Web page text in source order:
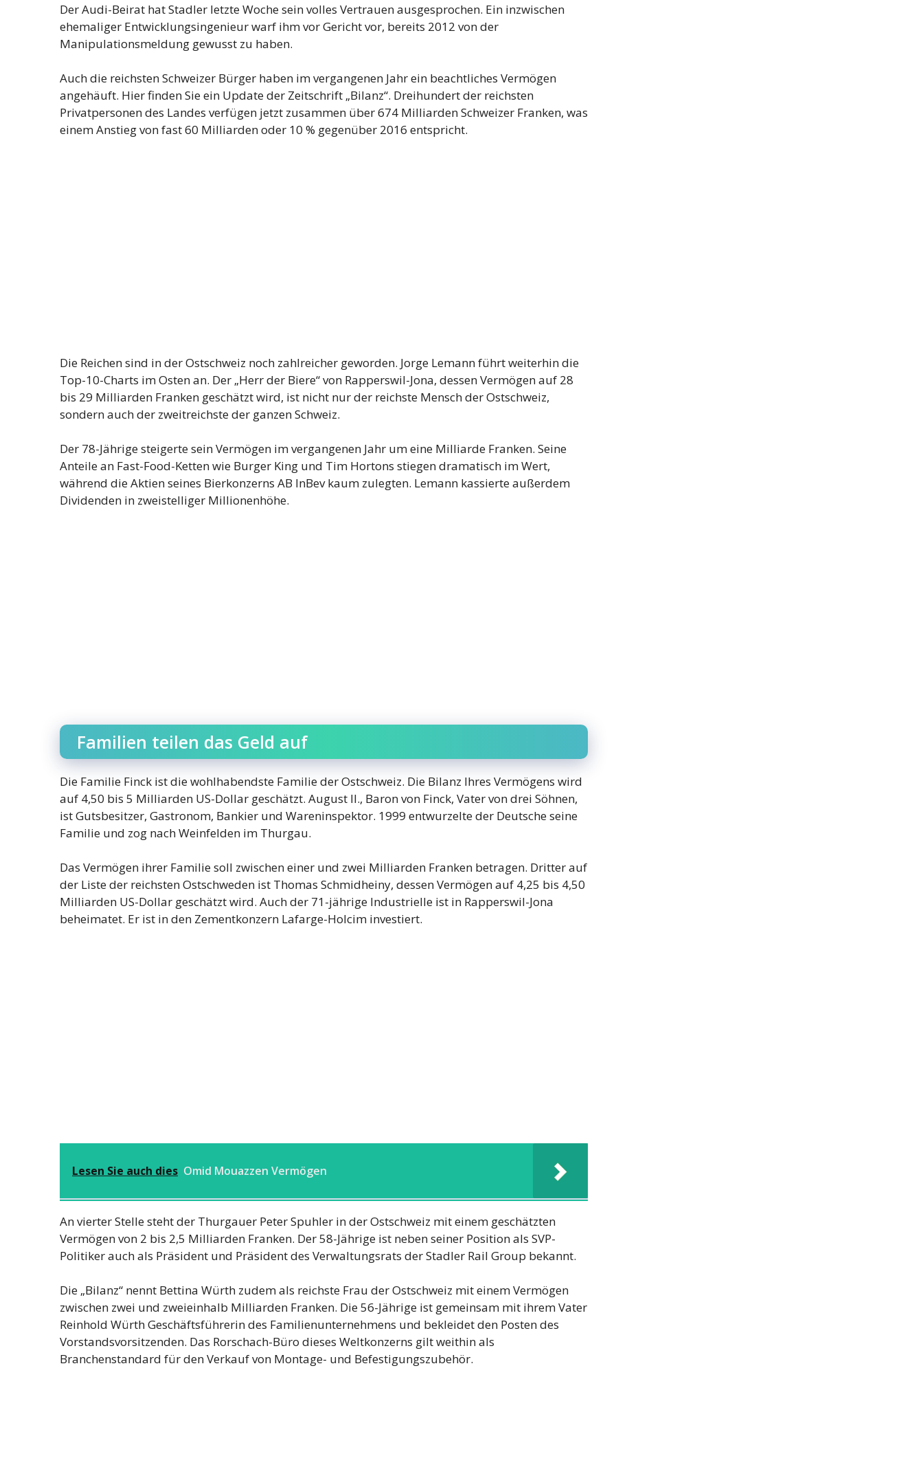
Der Audi-Beirat hat Stadler letzte Woche sein volles Vertrauen ausgesprochen. Ein inzwischen
ehemaliger Entwicklungsingenieur warf ihm vor Gericht vor, bereits 2012 von der
Manipulationsmeldung gewusst zu haben.
Auch die reichsten Schweizer Bürger haben im vergangenen Jahr ein beachtliches Vermögen
angehäuft. Hier finden Sie ein Update der Zeitschrift „Bilanz“. Dreihundert der reichsten
Privatpersonen des Landes verfügen jetzt zusammen über 674 Milliarden Schweizer Franken, was
einem Anstieg von fast 60 Milliarden oder 10 % gegenüber 2016 entspricht.
Die Reichen sind in der Ostschweiz noch zahlreicher geworden. Jorge Lemann führt weiterhin die
Top-10-Charts im Osten an. Der „Herr der Biere“ von Rapperswil-Jona, dessen Vermögen auf 28
bis 29 Milliarden Franken geschätzt wird, ist nicht nur der reichste Mensch der Ostschweiz,
sondern auch der zweitreichste der ganzen Schweiz.
Der 78-Jährige steigerte sein Vermögen im vergangenen Jahr um eine Milliarde Franken. Seine
Anteile an Fast-Food-Ketten wie Burger King und Tim Hortons stiegen dramatisch im Wert,
während die Aktien seines Bierkonzerns AB InBev kaum zulegten. Lemann kassierte außerdem
Dividenden in zweistelliger Millionenhöhe.
Familien teilen das Geld auf
Die Familie Finck ist die wohlhabendste Familie der Ostschweiz. Die Bilanz Ihres Vermögens wird
auf 4,50 bis 5 Milliarden US-Dollar geschätzt. August II., Baron von Finck, Vater von drei Söhnen,
ist Gutsbesitzer, Gastronom, Bankier und Wareninspektor. 1999 entwurzelte der Deutsche seine
Familie und zog nach Weinfelden im Thurgau.
Das Vermögen ihrer Familie soll zwischen einer und zwei Milliarden Franken betragen. Dritter auf
der Liste der reichsten Ostschweden ist Thomas Schmidheiny, dessen Vermögen auf 4,25 bis 4,50
Milliarden US-Dollar geschätzt wird. Auch der 71-jährige Industrielle ist in Rapperswil-Jona
beheimatet. Er ist in den Zementkonzern Lafarge-Holcim investiert.
Lesen Sie auch dies Omid Mouazzen Vermögen
An vierter Stelle steht der Thurgauer Peter Spuhler in der Ostschweiz mit einem geschätzten
Vermögen von 2 bis 2,5 Milliarden Franken. Der 58-Jährige ist neben seiner Position als SVP-
Politiker auch als Präsident und Präsident des Verwaltungsrats der Stadler Rail Group bekannt.
Die „Bilanz“ nennt Bettina Würth zudem als reichste Frau der Ostschweiz mit einem Vermögen
zwischen zwei und zweieinhalb Milliarden Franken. Die 56-Jährige ist gemeinsam mit ihrem Vater
Reinhold Würth Geschäftsführerin des Familienunternehmens und bekleidet den Posten des
Vorstandsvorsitzenden. Das Rorschach-Büro dieses Weltkonzerns gilt weithin als
Branchenstandard für den Verkauf von Montage- und Befestigungszubehör.